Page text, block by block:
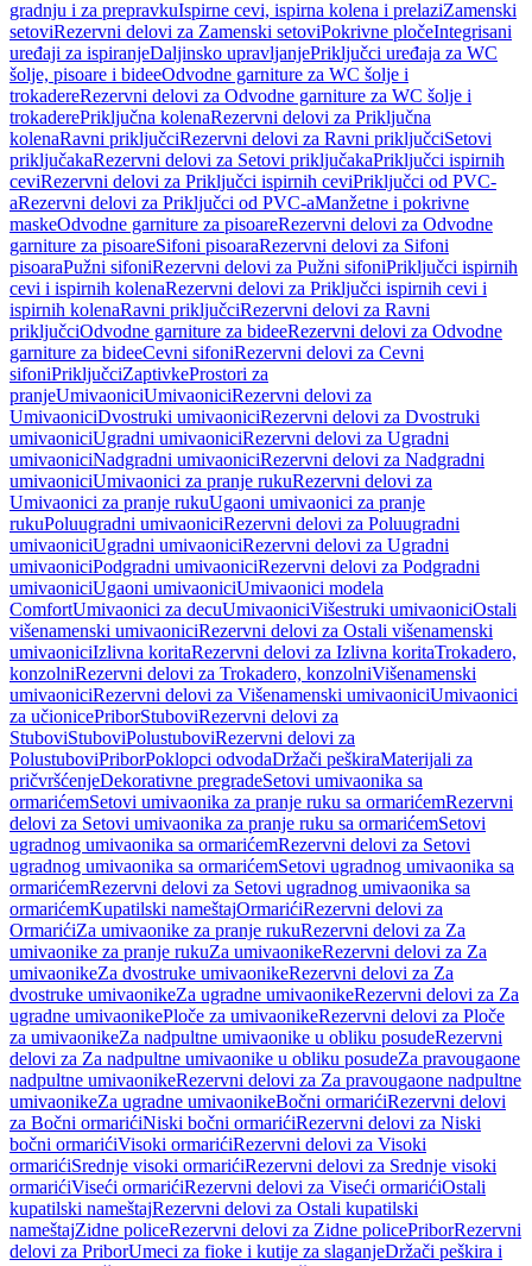
gradnju i za prepravkuIspirne cevi, ispirna kolena i prelaziZamenski
setoviRezervni delovi za Zamenski setoviPokrivne pločeIntegrisani
uređaji za ispiranjeDaljinsko upravljanjePriključci uređaja za WC
šolje, pisoare i bideeOdvodne garniture za WC šolje i
trokadereRezervni delovi za Odvodne garniture za WC šolje i
trokaderePriključna kolenaRezervni delovi za Priključna
kolenaRavni priključciRezervni delovi za Ravni priključciSetovi
priključakaRezervni delovi za Setovi priključakaPriključci ispirnih
ceviRezervni delovi za Priključci ispirnih ceviPriključci od PVC-
aRezervni delovi za Priključci od PVC-aManžetne i pokrivne
maskeOdvodne garniture za pisoareRezervni delovi za Odvodne
garniture za pisoareSifoni pisoaraRezervni delovi za Sifoni
pisoaraPužni sifoniRezervni delovi za Pužni sifoniPriključci ispirnih
cevi i ispirnih kolenaRezervni delovi za Priključci ispirnih cevi i
ispirnih kolenaRavni priključciRezervni delovi za Ravni
priključciOdvodne garniture za bideeRezervni delovi za Odvodne
garniture za bideeCevni sifoniRezervni delovi za Cevni
sifoniPriključciZaptivkeProstori za
pranjeUmivaoniciUmivaoniciRezervni delovi za
UmivaoniciDvostruki umivaoniciRezervni delovi za Dvostruki
umivaoniciUgradni umivaoniciRezervni delovi za Ugradni
umivaoniciNadgradni umivaoniciRezervni delovi za Nadgradni
umivaoniciUmivaonici za pranje rukuRezervni delovi za
Umivaonici za pranje rukuUgaoni umivaonici za pranje
rukuPoluugradni umivaoniciRezervni delovi za Poluugradni
umivaoniciUgradni umivaoniciRezervni delovi za Ugradni
umivaoniciPodgradni umivaoniciRezervni delovi za Podgradni
umivaoniciUgaoni umivaoniciUmivaonici modela
ComfortUmivaonici za decuUmivaoniciVišestruki umivaoniciOstali
višenamenski umivaoniciRezervni delovi za Ostali višenamenski
umivaoniciIzlivna koritaRezervni delovi za Izlivna koritaTrokadero,
konzolniRezervni delovi za Trokadero, konzolniVišenamenski
umivaoniciRezervni delovi za Višenamenski umivaoniciUmivaonici
za učionicePriborStuboviRezervni delovi za
StuboviStuboviPolustuboviRezervni delovi za
PolustuboviPriborPoklopci odvodaDržači peškiraMaterijali za
pričvršćenjeDekorativne pregradeSetovi umivaonika sa
ormarićemSetovi umivaonika za pranje ruku sa ormarićemRezervni
delovi za Setovi umivaonika za pranje ruku sa ormarićemSetovi
ugradnog umivaonika sa ormarićemRezervni delovi za Setovi
ugradnog umivaonika sa ormarićemSetovi ugradnog umivaonika sa
ormarićemRezervni delovi za Setovi ugradnog umivaonika sa
ormarićemKupatilski nameštajOrmarićiRezervni delovi za
OrmarićiZa umivaonike za pranje rukuRezervni delovi za Za
umivaonike za pranje rukuZa umivaonikeRezervni delovi za Za
umivaonikeZa dvostruke umivaonikeRezervni delovi za Za
dvostruke umivaonikeZa ugradne umivaonikeRezervni delovi za Za
ugradne umivaonikePloče za umivaonikeRezervni delovi za Ploče
za umivaonikeZa nadpultne umivaonike u obliku posudeRezervni
delovi za Za nadpultne umivaonike u obliku posudeZa pravougaone
nadpultne umivaonikeRezervni delovi za Za pravougaone nadpultne
umivaonikeZa ugradne umivaonikeBočni ormarićiRezervni delovi
za Bočni ormarićiNiski bočni ormarićiRezervni delovi za Niski
bočni ormarićiVisoki ormarićiRezervni delovi za Visoki
ormarićiSrednje visoki ormarićiRezervni delovi za Srednje visoki
ormarićiViseći ormarićiRezervni delovi za Viseći ormarićiOstali
kupatilski nameštajRezervni delovi za Ostali kupatilski
nameštajZidne policeRezervni delovi za Zidne policePriborRezervni
delovi za PriborUmeci za fioke i kutije za slaganjeDržači peškira i